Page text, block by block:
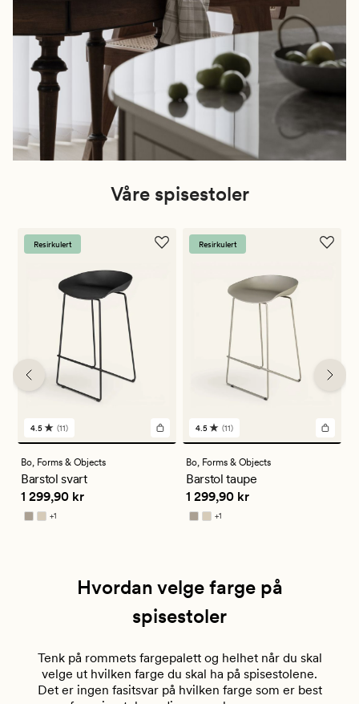
Våre spisestoler
Resirkulert
11
anmeldelser
med
en
gjennomsnittlig
vurdering
på
4.5
4.5 (11)
Bo, Forms & Objects
Barstol svart
Pris 1 299,90 kr
1 299,90 kr
+1
Tilgjengelig i flere farger
Resirkulert
11
anmeldelser
med
en
gjennomsnittlig
vurdering
på
4.5
4.5 (11)
Bo, Forms & Objects
Barstol taupe
Pris 1 299,90 kr
1 299,90 kr
+1
Tilgjengelig i flere farger
Hvordan velge farge på
spisestoler
Tenk på rommets fargepalett og helhet når du skal
velge ut hvilken farge du skal ha på spisestolene.
Det er ingen fasitsvar på hvilken farge som er best